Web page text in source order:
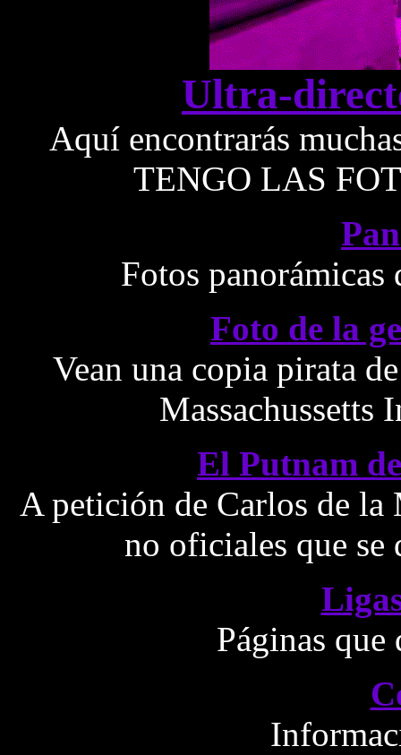
Ultra-
Aquí encontrarás
TENGO LAS
Fotos panorámicas
Foto de la
Vean una copia pirata
Massachussetts
El Putnam
A petición de Carlos de la
no oficiales que
Páginas